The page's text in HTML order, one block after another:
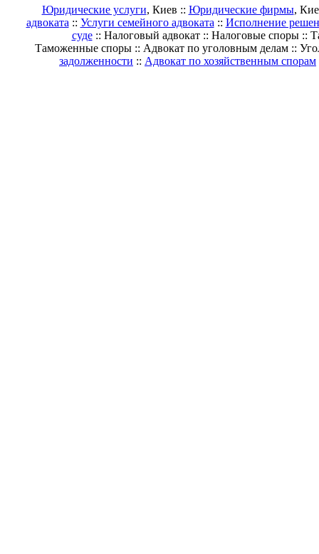
Юридические услуги, Киев :: Юридические фирмы,
адвоката :: Услуги семейного адвоката :: Исполнение
суде:: Налоговый адвокат :: Налоговые споры ::
Таможенные споры :: Адвокат по уголовным делам ::
задолженности :: Адвокат по хозяйственным спорам